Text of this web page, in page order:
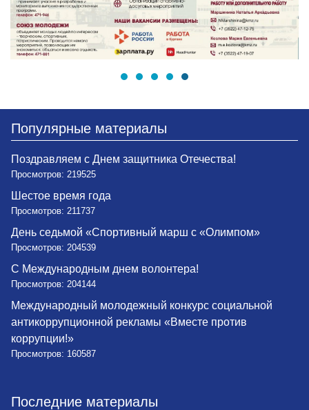
Популярные материалы
Поздравляем с Днем защитника Отечества!
Просмотров: 219525
Шестое время года
Просмотров: 211737
День седьмой «Спортивный марш с «Олимпом»
Просмотров: 204539
С Международным днем волонтера!
Просмотров: 204144
Международный молодежный конкурс социальной
антикоррупционной рекламы «Вместе против
коррупции!»
Просмотров: 160587
Последние материалы